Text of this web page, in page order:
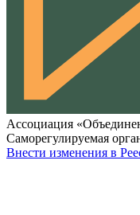
Ассоциация
Саморегулируемая
Внести изменения в